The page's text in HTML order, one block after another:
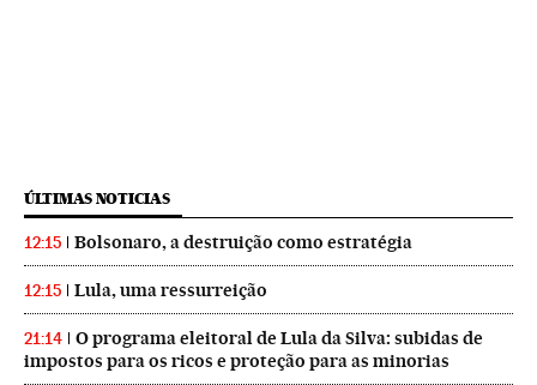
ÚLTIMAS NOTICIAS
12:15 Bolsonaro, a destruição como estratégia
12:15 Lula, uma ressurreição
21:14
O programa eleitoral de Lula da Silva: subidas de
impostos para os ricos e proteção para as minorias